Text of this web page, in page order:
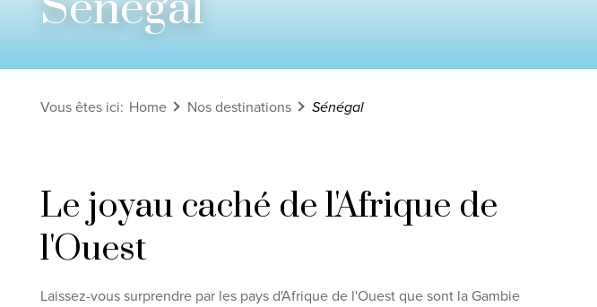
Voir tous les circuits
Découvrez nos thèmes
Lune de miel
Voir tous les thèmes
Clause de non-responsabilité en matière de
Vous êtes ici: Home Nos destinations Sénégal
Le joyau caché de l'Afrique de
l'Ouest
Laissez-vous surprendre par les pays d'Afrique de l'Ouest que sont la Gambie